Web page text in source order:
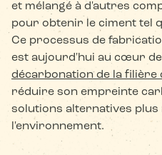
et mélangé à d'autres
pour obtenir le ciment tel
Ce processus de
est aujourd'hui au cœur
décarbonation de la filière
réduire son empreinte
solutions alternatives plus
l'environnement.